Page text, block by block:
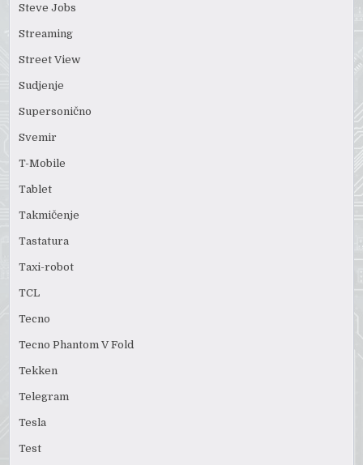
Steve Jobs
Streaming
Street View
Sudjenje
Supersonično
Svemir
T-Mobile
Tablet
Takmičenje
Tastatura
Taxi-robot
TCL
Tecno
Tecno Phantom V Fold
Tekken
Telegram
Tesla
Test